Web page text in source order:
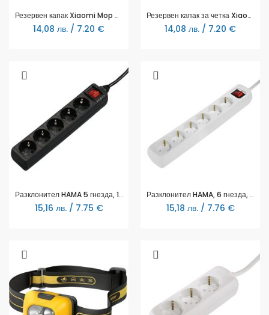
Резервен капак Xiaomi Mop Brush Cover, за Mi Robot Vacuum-Mop, SKV4130TY
14,08 лв. / 7.20 €
Резервен капак за четка Xiaomi Brush Cover, за Mi Robot Vacuum-Mop Pro, SKV4122TY
14,08 лв. / 7.20 €
Разклонител HAMA 5 гнезда, 1.4 м, 137267
15,16 лв. / 7.75 €
Разклонител HAMA, 6 гнезда, 30384
15,18 лв. / 7.76 €